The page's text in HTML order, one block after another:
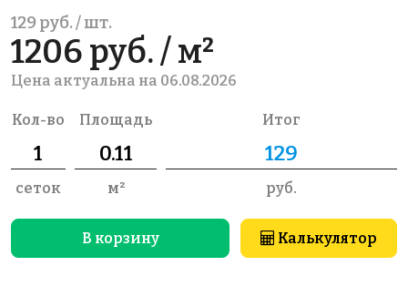
129 руб. / шт.
1206 руб. / м²
Цена актуальна на 06.08.2026
Кол-во
сеток
Площадь
м²
Итог
руб.
В корзину Калькулятор